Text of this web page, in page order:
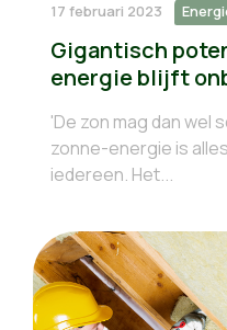
17 februari 2023
Gigantisch
energie blijft
'De zon mag dan wel
zonne-energie is
iedereen. Het...